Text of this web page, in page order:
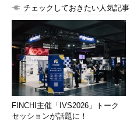
チェックしておきたい人気記事
FINCHI主催「IVS2026」トーク
セッションが話題に！